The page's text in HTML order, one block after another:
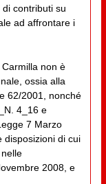
contributi su
ad affrontare i
non è
ossia alla
62/2001, nonché
4_16 e
7 Marzo
disposizioni di cui
2008, e